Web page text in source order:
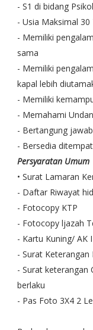
- S1 di bidang
- Usia Maksimal 30
- Memiliki
sama
- Memiliki
kapal lebih
- Memiliki
- Memahami
- Bertangung
- Bersedia
Persyaratan Umum
• Surat Lamaran
- Daftar Riwayat
- Fotocopy KTP
- Fotocopy ljazah
- Kartu Kuning/ AK
- Surat Keterangan
- Surat keterangan
berlaku
- Pas Foto 3X4 2